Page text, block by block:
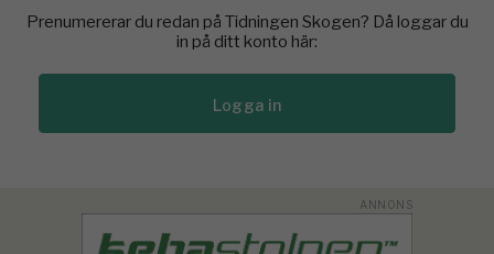
Prenumererar du redan på Tidningen Skogen? Då loggar du
in på ditt konto här:
Logga in